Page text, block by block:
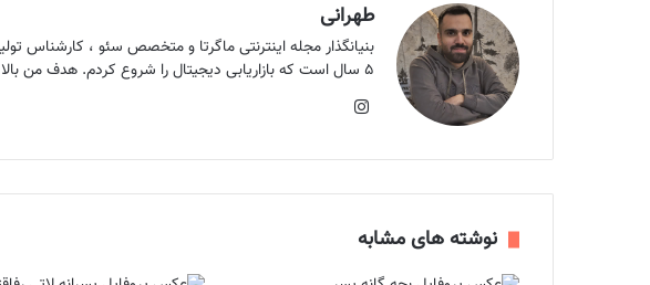
طهرانی
۵ سال است که بازاریابی دیجیتال را شروع کردم. هدف من بالا بردن سرانه مطالعه کشور است و اون هدف الان ماگرتا ست.
نوشته های مشابه